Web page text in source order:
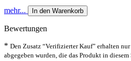
mehr... In den Warenkorb
Bewertungen
* Den Zusatz “Verifizierter Kauf” erhalten
abgegeben wurden, die das Produkt in